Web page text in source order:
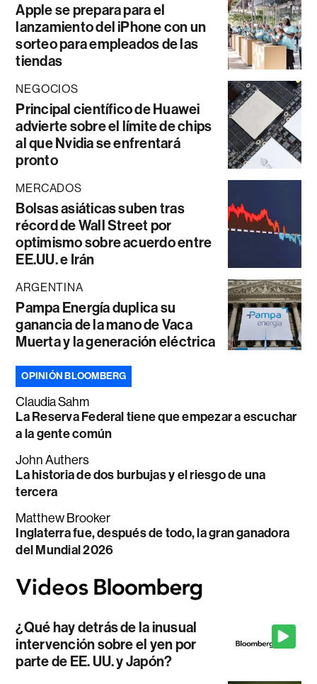
Apple se prepara para el
lanzamiento del iPhone con un
sorteo para empleados de las
tiendas
NEGOCIOS
Principal científico de Huawei
advierte sobre el límite de chips
al que Nvidia se enfrentará
pronto
MERCADOS
Bolsas asiáticas suben tras
récord de Wall Street por
optimismo sobre acuerdo entre
EE.UU. e Irán
ARGENTINA
Pampa Energía duplica su
ganancia de la mano de Vaca
Muerta y la generación eléctrica
OPINIÓN BLOOMBERG
Claudia Sahm
La Reserva Federal tiene que empezar a escuchar
a la gente común
John Authers
La historia de dos burbujas y el riesgo de una
tercera
Matthew Brooker
Inglaterra fue, después de todo, la gran ganadora
del Mundial 2026
¿Qué hay detrás de la inusual
intervención sobre el yen por
parte de EE. UU. y Japón?